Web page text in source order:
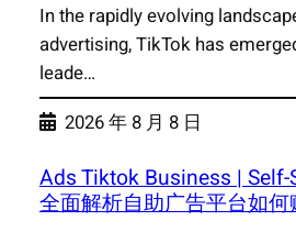
In the rapidly evolving
advertising, TikTok has
leade…
2026 年 8 月 8 日
Ads Tiktok Business |
全面解析自助广告平台如